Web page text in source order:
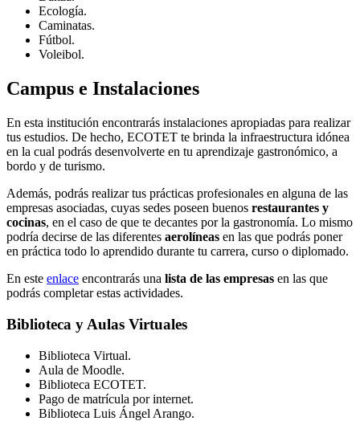
Ecología.
Caminatas.
Fútbol.
Voleibol.
Campus e Instalaciones
En esta institución encontrarás instalaciones apropiadas para realizar
tus estudios. De hecho, ECOTET te brinda la infraestructura idónea
en la cual podrás desenvolverte en tu aprendizaje gastronómico, a
bordo y de turismo.
Además, podrás realizar tus prácticas profesionales en alguna de las
empresas asociadas, cuyas sedes poseen buenos restaurantes y
cocinas, en el caso de que te decantes por la gastronomía. Lo mismo
podría decirse de las diferentes aerolíneas en las que podrás poner
en práctica todo lo aprendido durante tu carrera, curso o diplomado.
En este enlace encontrarás una lista de las empresas en las que
podrás completar estas actividades.
Biblioteca y Aulas Virtuales
Biblioteca Virtual.
Aula de Moodle.
Biblioteca ECOTET.
Pago de matrícula por internet.
Biblioteca Luis Ángel Arango.